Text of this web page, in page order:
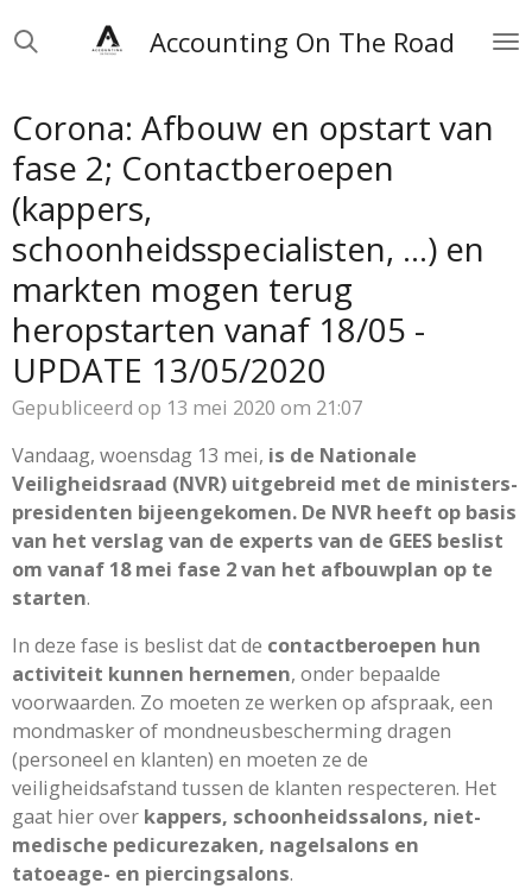
Ga
direct
hoofdinhoud
Accounting On The Road
Corona: Afbouw en opstart van
fase 2; Contactberoepen
(kappers,
schoonheidsspecialisten, ...) en
markten mogen terug
heropstarten vanaf 18/05 -
UPDATE 13/05/2020
Gepubliceerd op 13 mei 2020 om 21:07
Vandaag, woensdag 13 mei, is de Nationale
Veiligheidsraad (NVR) uitgebreid met de ministers-
presidenten bijeengekomen. De NVR heeft op basis
van het verslag van de experts van de GEES beslist
om vanaf 18 mei fase 2 van het afbouwplan op te
starten.
In deze fase is beslist dat de contactberoepen hun
activiteit kunnen hernemen, onder bepaalde
voorwaarden. Zo moeten ze werken op afspraak, een
mondmasker of mondneusbescherming dragen
(personeel en klanten) en moeten ze de
veiligheidsafstand tussen de klanten respecteren. Het
gaat hier over kappers, schoonheidssalons, niet-
medische pedicurezaken, nagelsalons en
tatoeage- en piercingsalons.